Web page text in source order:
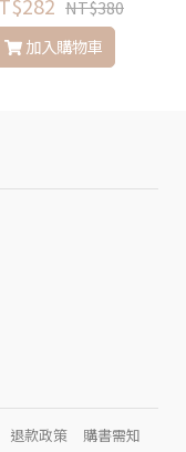
NT$380
加入購物車
退款政策 購書需知